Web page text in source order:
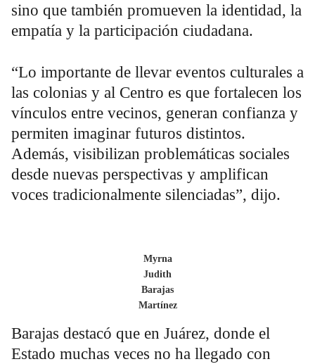
sino que también promueven la identidad, la
empatía y la participación ciudadana.
“Lo importante de llevar eventos culturales a
las colonias y al Centro es que fortalecen los
vínculos entre vecinos, generan confianza y
permiten imaginar futuros distintos.
Además, visibilizan problemáticas sociales
desde nuevas perspectivas y amplifican
voces tradicionalmente silenciadas”, dijo.
Myrna
Judith
Barajas
Martínez
Barajas destacó que en Juárez, donde el
Estado muchas veces no ha llegado con